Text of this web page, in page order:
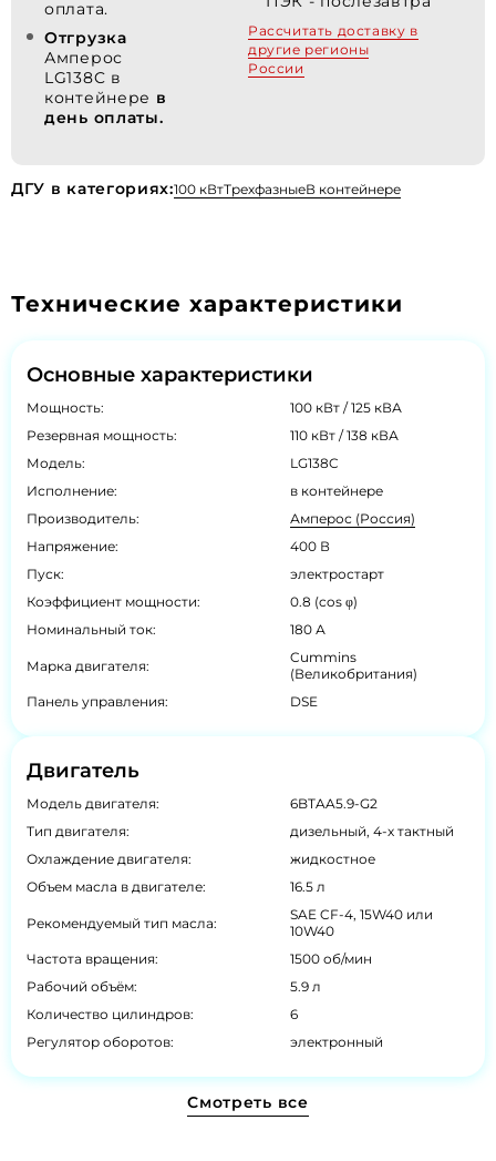
оплата.
Отгрузка
Амперос
LG138C в
контейнере в
день оплаты.
Рассчитать доставку в
другие регионы
России
ДГУ в категориях:100 кВтТрехфазныеВ контейнере
Технические характеристики
Основные характеристики
Мощность:
100 кВт / 125 кВА
Резервная мощность:
110 кВт / 138 кВА
Модель:
LG138C
Исполнение:
в контейнере
Производитель:
Амперос (Россия)
Напряжение:
400 В
Пуск:
электростарт
Коэффициент мощности:
0.8 (cos φ)
Номинальный ток:
180 А
Марка двигателя:
Cummins
(Великобритания)
Панель управления:
DSE
Двигатель
Модель двигателя:
6BTAA5.9-G2
Тип двигателя:
дизельный, 4-х тактный
Охлаждение двигателя:
жидкостное
Объем масла в двигателе:
16.5 л
Рекомендуемый тип масла:
SAE CF-4, 15W40 или
10W40
Частота вращения:
1500 об/мин
Рабочий объём:
5.9 л
Количество цилиндров:
6
Регулятор оборотов:
электронный
Смотреть все